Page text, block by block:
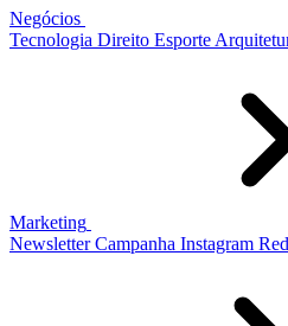
Negócios
Tecnologia Direito Esporte
Marketing
Newsletter Campanha Instagram